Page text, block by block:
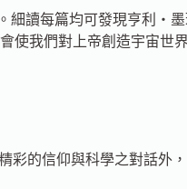
細讀每篇均可發現亨利‧
使我們對上帝創造宇宙世
的信仰與科學之對話外